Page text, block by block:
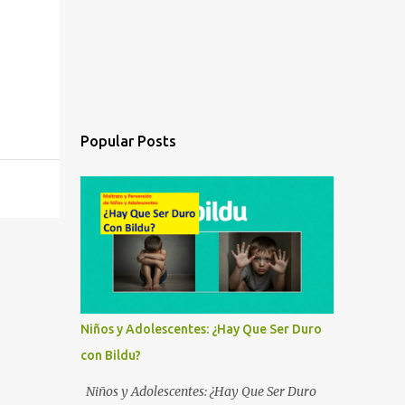
Popular Posts
Niños y Adolescentes: ¿Hay Que Ser Duro
con Bildu?
Niños y Adolescentes: ¿Hay Que Ser Duro